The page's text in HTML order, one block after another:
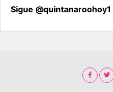
Sigue @quintanaroohoy1